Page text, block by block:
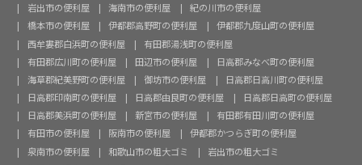
岩出市の便利屋
海南市の便利屋
紀の川市の便利屋
橋本市の便利屋
伊都郡高野町の便利屋
伊都郡九度山町の便利屋
西牟婁郡白浜町の便利屋
有田郡湯浅町の便利屋
有田郡広川町の便利屋
田辺市の便利屋
日高郡みなべ町の便利屋
海草郡紀美野町の便利屋
御坊市の便利屋
日高郡日高川町の便利屋
日高郡印南町の便利屋
日高郡由良町の便利屋
日高郡日高町の便利屋
日高郡美浜町の便利屋
新宮市の便利屋
有田郡有田川町の便利屋
有田市の便利屋
阪南市の便利屋
伊都郡かつらぎ町の便利屋
泉南市の便利屋
和歌山市の粗大ゴミ
岩出市の粗大ゴミ